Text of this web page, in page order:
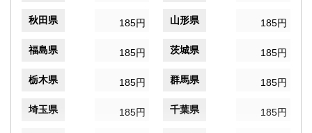
秋田県 185円 山形県 185円
福島県 185円 茨城県 185円
栃木県 185円 群馬県 185円
埼玉県 185円 千葉県 185円